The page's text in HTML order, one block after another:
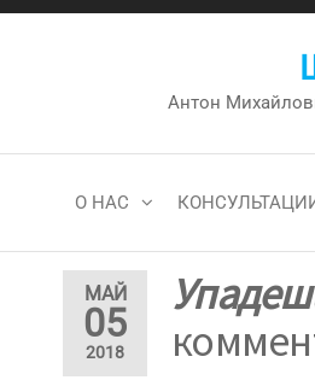
Перейти
Антон
О НАС
МАЙ
05
2018